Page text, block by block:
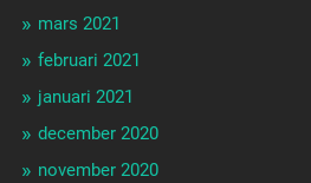
mars 2021
februari 2021
januari 2021
december 2020
november 2020